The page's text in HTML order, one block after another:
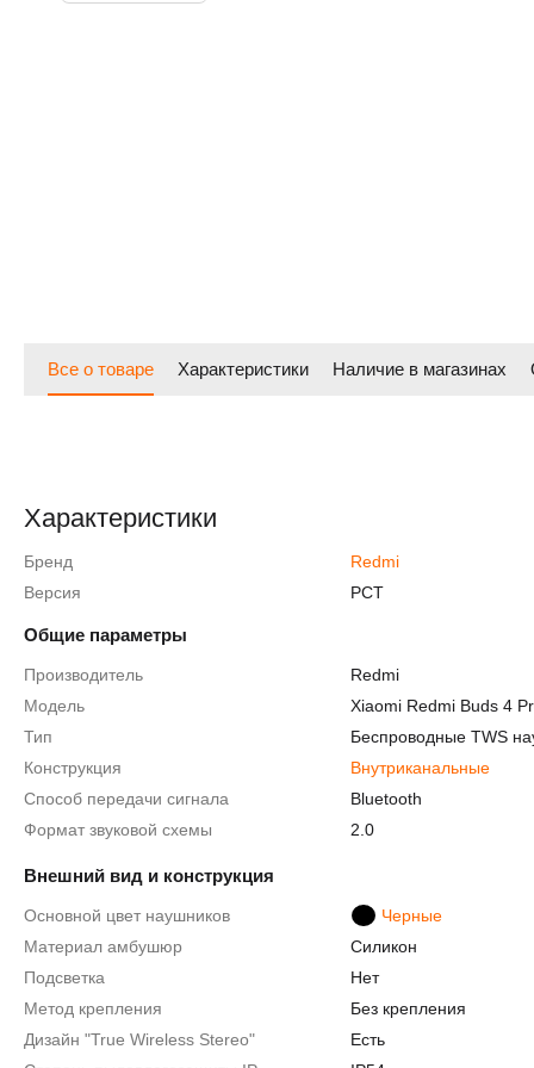
Все о товаре Характеристики Наличие в магазинах
Характеристики
Бренд
Redmi
Версия
РСТ
Общие параметры
Производитель
Redmi
Модель
Xiaomi Redmi Buds 4
Тип
Беспроводные TWS
Конструкция
Внутриканальные
Способ передачи сигнала
Bluetooth
Формат звуковой схемы
2.0
Внешний вид и конструкция
Основной цвет наушников
Черные
Материал амбушюр
Силикон
Подсветка
Нет
Метод крепления
Без крепления
Дизайн "True Wireless Stereo"
Есть